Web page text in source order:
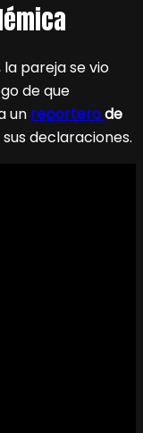
pareja se vio
de que
un reporterode
declaraciones.